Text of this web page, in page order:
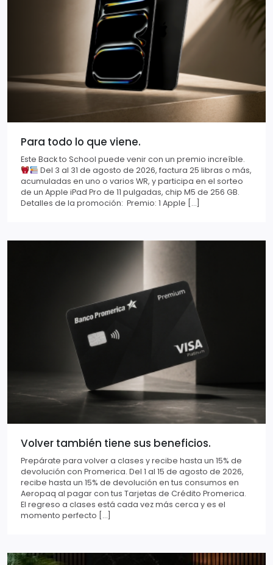
Para todo lo que viene.
Este Back to School puede venir con un premio increíble.
Del 3 al 31 de agosto de 2026, factura 25 libras o más,
acumuladas en uno o varios WR, y participa en el sorteo
de un Apple iPad Pro de 11 pulgadas, chip M5 de 256 GB.
Detalles de la promoción: Premio: 1 Apple […]
Volver también tiene sus beneficios.
Prepárate para volver a clases y recibe hasta un 15% de
devolución con Promerica. Del 1 al 15 de agosto de 2026,
recibe hasta un 15% de devolución en tus consumos en
Aeropaq al pagar con tus Tarjetas de Crédito Promerica.
El regreso a clases está cada vez más cerca y es el
momento perfecto […]